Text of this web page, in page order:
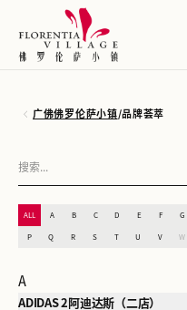
广佛佛罗伦萨小镇/品牌荟萃
ALL A B C D E F G
P Q R S T U V W
A
ADIDAS 2阿迪达斯（二店）